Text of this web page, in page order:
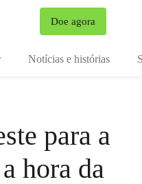
Doe agora
Notícias e histórias
para a
hora da